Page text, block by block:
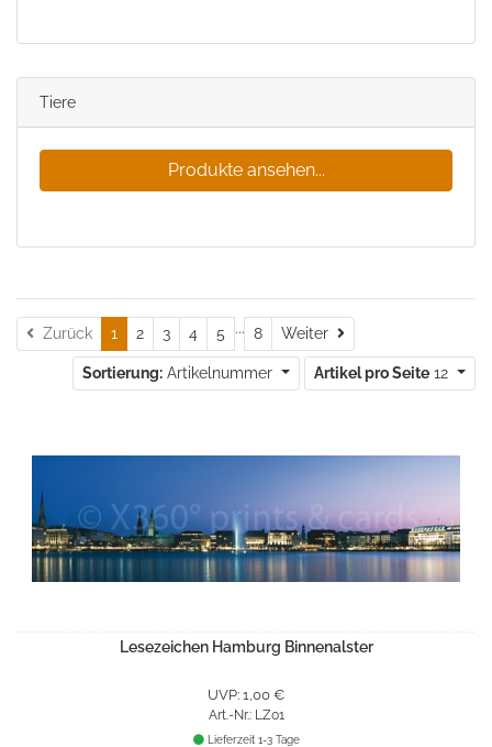
Tiere
Produkte ansehen...
Zurück 1 2 3 4 5 ... 8 Weiter Weiter
Sortierung: Artikelnummer Artikel pro Seite 12
Lesezeichen Hamburg Binnenalster
UVP: 1,00 €
Art.-Nr.: LZ01
Lieferzeit 1-3 Tage